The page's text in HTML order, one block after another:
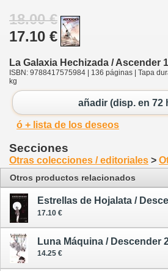
18.00 €
17.10 €
La Galaxia Hechizada / Ascender
ISBN: 9788417575984 | 136 páginas | Tapa
kg
añadir (disp. en 72
ó + lista de los deseos
Secciones
Otras colecciones / editoriales >
Otros productos relacionados
17.10 €
Luna Máquina / Descender
14.25 €